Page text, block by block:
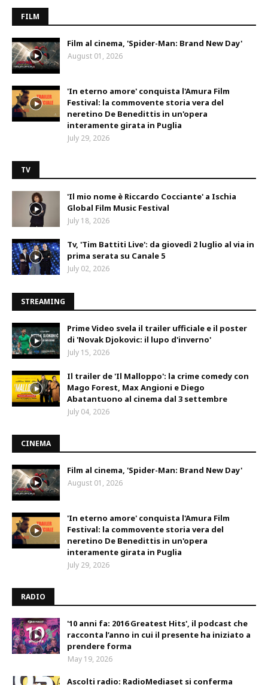
FILM
Film al cinema, 'Spider-Man: Brand New Day'
August 01, 2026
'In eterno amore' conquista l'Amura Film
Festival: la commovente storia vera del
neretino De Benedittis in un'opera
interamente girata in Puglia
July 29, 2026
TV
'Il mio nome è Riccardo Cocciante' a Ischia
Global Film Music Festival
July 18, 2026
Tv, 'Tim Battiti Live': da giovedì 2 luglio al via in
prima serata su Canale 5
July 02, 2026
STREAMING
Prime Video svela il trailer ufficiale e il poster
di 'Novak Djokovic: il lupo d'inverno'
July 15, 2026
Il trailer de 'Il Malloppo': la crime comedy con
Mago Forest, Max Angioni e Diego
Abatantuono al cinema dal 3 settembre
July 04, 2026
CINEMA
Film al cinema, 'Spider-Man: Brand New Day'
August 01, 2026
'In eterno amore' conquista l'Amura Film
Festival: la commovente storia vera del
neretino De Benedittis in un'opera
interamente girata in Puglia
July 29, 2026
RADIO
'10 anni fa: 2016 Greatest Hits', il podcast che
racconta l’anno in cui il presente ha iniziato a
prendere forma
May 19, 2026
Ascolti radio: RadioMediaset si conferma